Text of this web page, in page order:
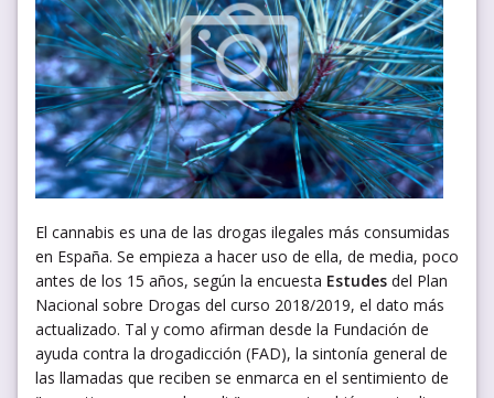
El cannabis es una de las drogas ilegales más consumidas
en España. Se empieza a hacer uso de ella, de media, poco
antes de los 15 años, según la encuesta Estudes del Plan
Nacional sobre Drogas del curso 2018/2019, el dato más
actualizado. Tal y como afirman desde la Fundación de
ayuda contra la drogadicción (FAD), la sintonía general de
las llamadas que reciben se enmarca en el sentimiento de